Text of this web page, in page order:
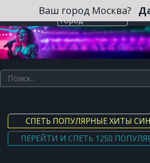
Выберите
город
Ваш город Москва?
СПЕТЬ ПОПУЛЯРНЫЕ ХИТЫ
ПЕРЕЙТИ И СПЕТЬ 1250